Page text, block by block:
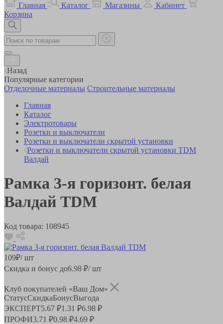
Главная
Каталог Магазины
Кабинет
Корзина
Назад
Популярные категории
Отделочные материалы Строительные материалы
Главная
Каталог
Электротовары
Розетки и выключатели
Розетки и выключатели скрытой установки
Розетки и выключатели скрытой установки TDM
Валдай
Рамка 3-я горизонт. белая
Валдай TDM
Код товара: 108945
109₽/ шт
Скидка и бонус до6.98 ₽/ шт
Клуб покупателей «Ваш Дом»
СтатусСкидкаБонусВыгода
ЭКСПЕРТ5.67 ₽1.31 ₽6.98 ₽
ПРОФИ3.71 ₽0.98 ₽4.69 ₽